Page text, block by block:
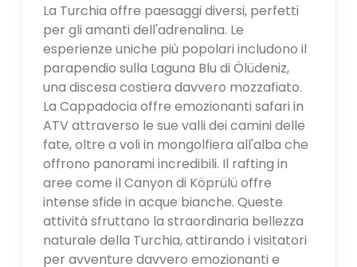
La Turchia offre paesaggi diversi, perfetti
per gli amanti dell'adrenalina. Le
esperienze uniche più popolari includono il
parapendio sulla Laguna Blu di Ölüdeniz,
una discesa costiera davvero mozzafiato.
La Cappadocia offre emozionanti safari in
ATV attraverso le sue valli dei camini delle
fate, oltre a voli in mongolfiera all'alba che
offrono panorami incredibili. Il rafting in
aree come il Canyon di Köprülü offre
intense sfide in acque bianche. Queste
attività sfruttano la straordinaria bellezza
naturale della Turchia, attirando i visitatori
per avventure davvero emozionanti e